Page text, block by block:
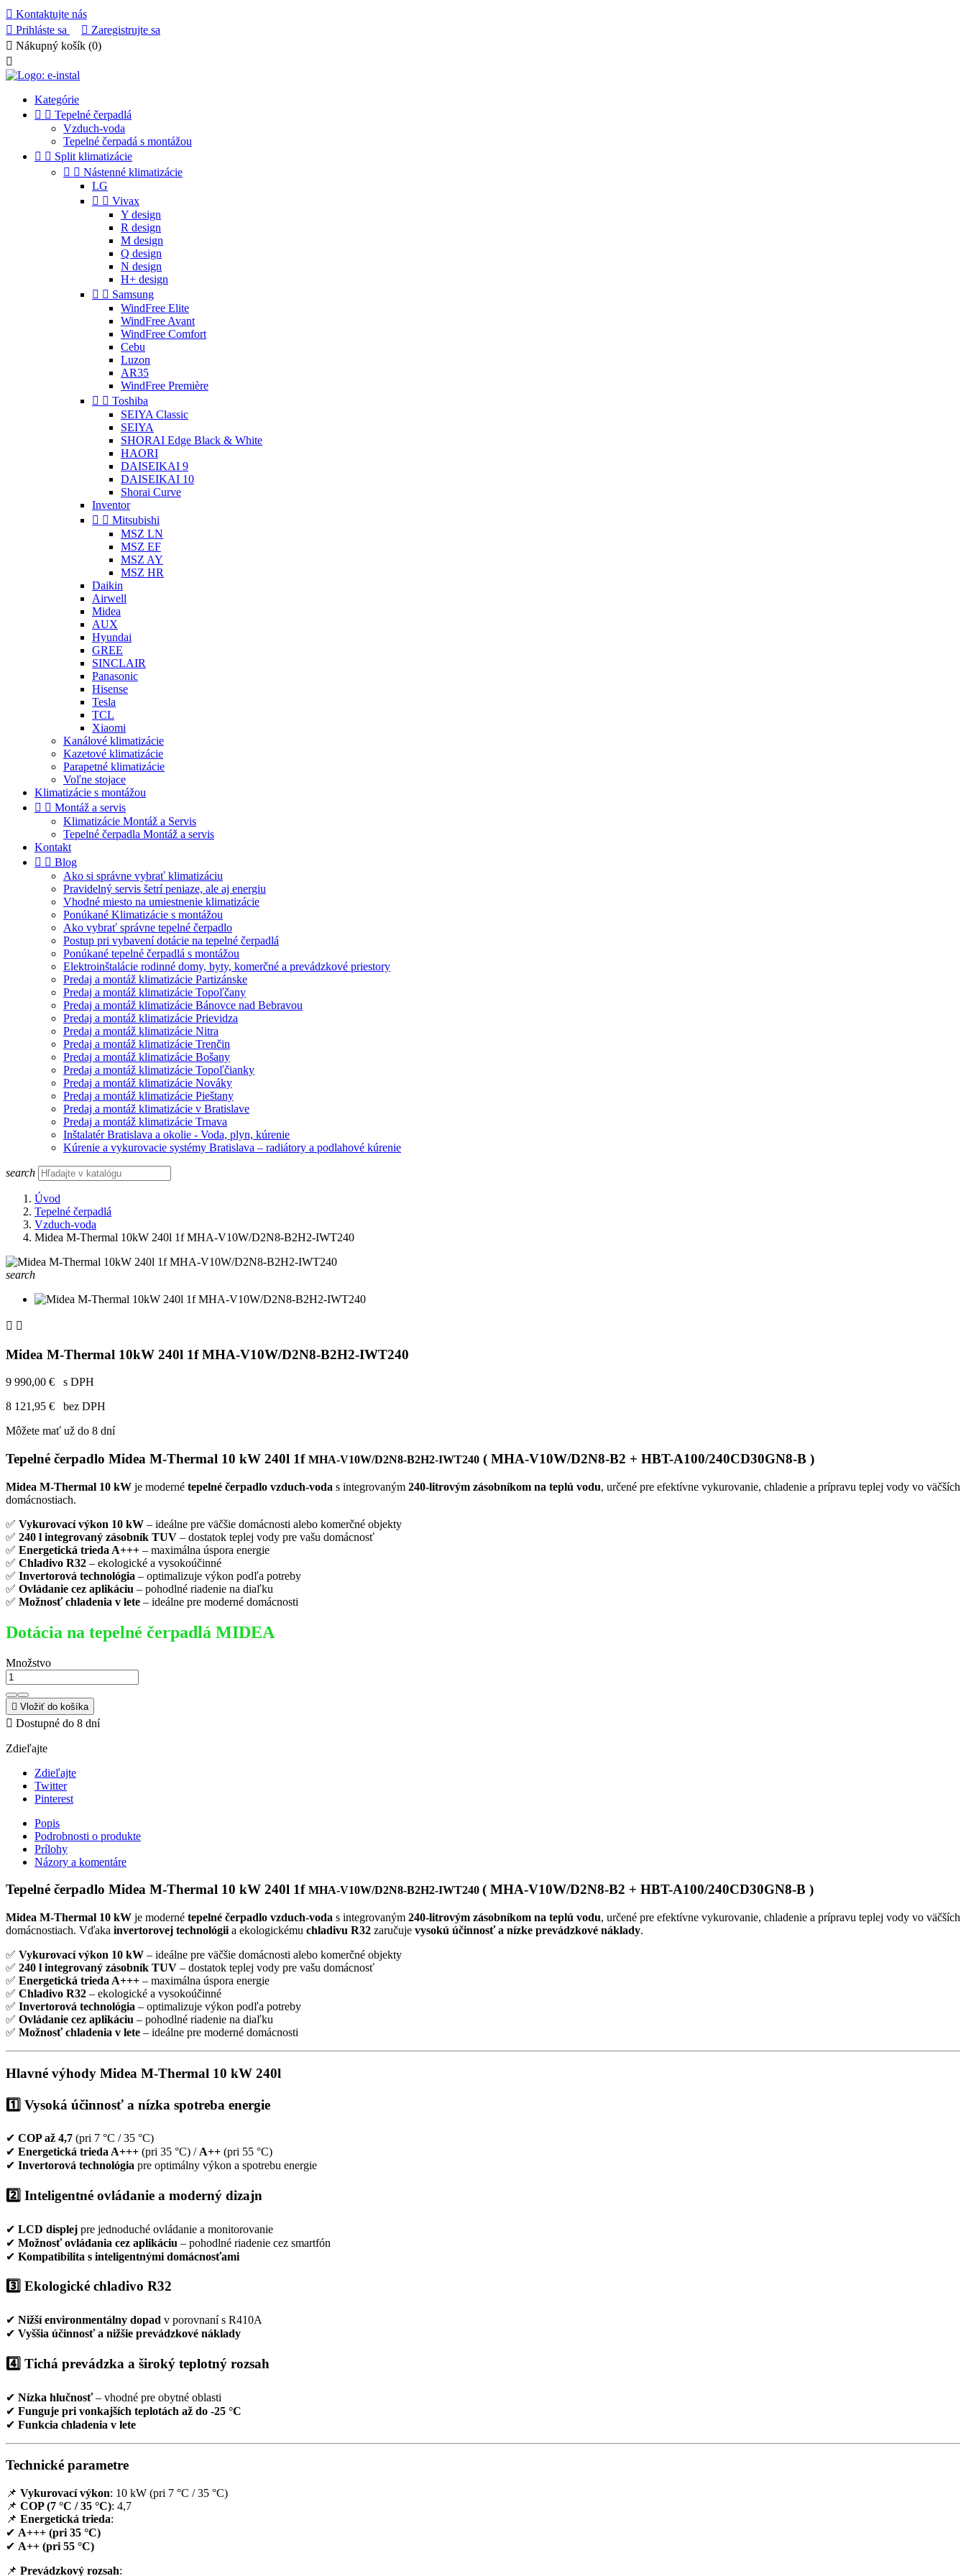
 Kontaktujte nás
 Prihláste sa  Zaregistrujte sa
 Nákupný košík (0)

Kategórie
  Tepelné čerpadlá
Vzduch-voda
Tepelné čerpadá s montážou
  Split klimatizácie
  Nástenné klimatizácie
LG
  Vivax
Y design
R design
M design
Q design
N design
H+ design
  Samsung
WindFree Elite
WindFree Avant
WindFree Comfort
Cebu
Luzon
AR35
WindFree Première
  Toshiba
SEIYA Classic
SEIYA
SHORAI Edge Black & White
HAORI
DAISEIKAI 9
DAISEIKAI 10
Shorai Curve
Inventor
  Mitsubishi
MSZ LN
MSZ EF
MSZ AY
MSZ HR
Daikin
Airwell
Midea
AUX
Hyundai
GREE
SINCLAIR
Panasonic
Hisense
Tesla
TCL
Xiaomi
Kanálové klimatizácie
Kazetové klimatizácie
Parapetné klimatizácie
Voľne stojace
Klimatizácie s montážou
  Montáž a servis
Klimatizácie Montáž a Servis
Tepelné čerpadla Montáž a servis
Kontakt
  Blog
Ako si správne vybrať klimatizáciu
Pravidelný servis šetrí peniaze, ale aj energiu
Vhodné miesto na umiestnenie klimatizácie
Ponúkané Klimatizácie s montážou
Ako vybrať správne tepelné čerpadlo
Postup pri vybavení dotácie na tepelné čerpadlá
Ponúkané tepelné čerpadlá s montážou
Elektroinštalácie rodinné domy, byty, komerčné a prevádzkové priestory
Predaj a montáž klimatizácie Partizánske
Predaj a montáž klimatizácie Topoľčany
Predaj a montáž klimatizácie Bánovce nad Bebravou
Predaj a montáž klimatizácie Prievidza
Predaj a montáž klimatizácie Nitra
Predaj a montáž klimatizácie Trenčin
Predaj a montáž klimatizácie Bošany
Predaj a montáž klimatizácie Topoľčianky
Predaj a montáž klimatizácie Nováky
Predaj a montáž klimatizácie Pieštany
Predaj a montáž klimatizácie v Bratislave
Predaj a montáž klimatizácie Trnava
Inštalatér Bratislava a okolie - Voda, plyn, kúrenie
Kúrenie a vykurovacie systémy Bratislava – radiátory a podlahové kúrenie
search
Úvod
Tepelné čerpadlá
Vzduch-voda
Midea M-Thermal 10kW 240l 1f MHA-V10W/D2N8-B2H2-IWT240
search
 
Midea M-Thermal 10kW 240l 1f MHA-V10W/D2N8-B2H2-IWT240
9 990,00 €
s DPH
8 121,95 €
bez DPH
Môžete mať už do 8 dní
Tepelné čerpadlo Midea M-Thermal 10 kW 240l 1f MHA-V10W/D2N8-B2H2-IWT240 ( MHA-V10W/D2N8-B2 + HBT-A100/240CD30GN8-B )
Midea M-Thermal 10 kW je moderné tepelné čerpadlo vzduch-voda s integrovaným 240-litrovým zásobníkom na teplú vodu, určené pre efektívne vykurovanie, chladenie a prípravu teplej vody vo väčších
domácnostiach.
✅ Vykurovací výkon 10 kW – ideálne pre väčšie domácnosti alebo komerčné objekty
✅ 240 l integrovaný zásobník TUV – dostatok teplej vody pre vašu domácnosť
✅ Energetická trieda A+++ – maximálna úspora energie
✅ Chladivo R32 – ekologické a vysokoúčinné
✅ Invertorová technológia – optimalizuje výkon podľa potreby
✅ Ovládanie cez aplikáciu – pohodlné riadenie na diaľku
✅ Možnosť chladenia v lete – ideálne pre moderné domácnosti
Dotácia na tepelné čerpadlá MIDEA
Množstvo
 Vložiť do košíka
 Dostupné do 8 dní
Zdieľajte
Zdieľajte
Twitter
Pinterest
Popis
Podrobnosti o produkte
Prílohy
Názory a komentáre
Tepelné čerpadlo Midea M-Thermal 10 kW 240l 1f MHA-V10W/D2N8-B2H2-IWT240 ( MHA-V10W/D2N8-B2 + HBT-A100/240CD30GN8-B )
Midea M-Thermal 10 kW je moderné tepelné čerpadlo vzduch-voda s integrovaným 240-litrovým zásobníkom na teplú vodu, určené pre efektívne vykurovanie, chladenie a prípravu teplej vody vo väčších
domácnostiach. Vďaka invertorovej technológii a ekologickému chladivu R32 zaručuje vysokú účinnosť a nízke prevádzkové náklady.
✅ Vykurovací výkon 10 kW – ideálne pre väčšie domácnosti alebo komerčné objekty
✅ 240 l integrovaný zásobník TUV – dostatok teplej vody pre vašu domácnosť
✅ Energetická trieda A+++ – maximálna úspora energie
✅ Chladivo R32 – ekologické a vysokoúčinné
✅ Invertorová technológia – optimalizuje výkon podľa potreby
✅ Ovládanie cez aplikáciu – pohodlné riadenie na diaľku
✅ Možnosť chladenia v lete – ideálne pre moderné domácnosti
Hlavné výhody Midea M-Thermal 10 kW 240l
1️⃣ Vysoká účinnosť a nízka spotreba energie
✔ COP až 4,7 (pri 7 °C / 35 °C)
✔ Energetická trieda A+++ (pri 35 °C) / A++ (pri 55 °C)
✔ Invertorová technológia pre optimálny výkon a spotrebu energie
2️⃣ Inteligentné ovládanie a moderný dizajn
✔ LCD displej pre jednoduché ovládanie a monitorovanie
✔ Možnosť ovládania cez aplikáciu – pohodlné riadenie cez smartfón
✔ Kompatibilita s inteligentnými domácnosťami
3️⃣ Ekologické chladivo R32
✔ Nižší environmentálny dopad v porovnaní s R410A
✔ Vyššia účinnosť a nižšie prevádzkové náklady
4️⃣ Tichá prevádzka a široký teplotný rozsah
✔ Nízka hlučnosť– vhodné pre obytné oblasti
✔ Funguje pri vonkajších teplotách až do -25 °C
✔ Funkcia chladenia v lete
Technické parametre
📌 Vykurovací výkon: 10 kW (pri 7 °C / 35 °C)
📌 COP (7 °C / 35 °C): 4,7
📌 Energetická trieda:
✔ A+++ (pri 35 °C)
✔ A++ (pri 55 °C)
📌 Prevádzkový rozsah: